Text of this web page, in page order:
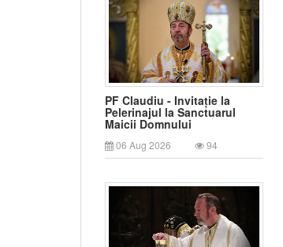
PF Claudiu - Invitație la
Pelerinajul la Sanctuarul
Maicii Domnului
06 Aug 2026 94